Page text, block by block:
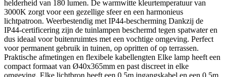
helderheid van 180 lumen. De warmwitte kleurtemperatuur van
3000K zorgt voor een gezellige sfeer en een harmonieus
lichtpatroon. Weerbestendig met IP44-bescherming Dankzij de
IP44-certificering zijn de tuinlampen beschermd tegen spatwater en
dus ideaal voor buitenruimtes met een vochtige omgeving. Perfect
voor permanent gebruik in tuinen, op opritten of op terrassen.
Praktische afmetingen en flexibele kabellengten Elke lamp heeft een
compact formaat van Ø40x365mm en past discreet in elke
omgeving. Elke lichtbron heeft een 0,5m ingangskabel en een 0,5m